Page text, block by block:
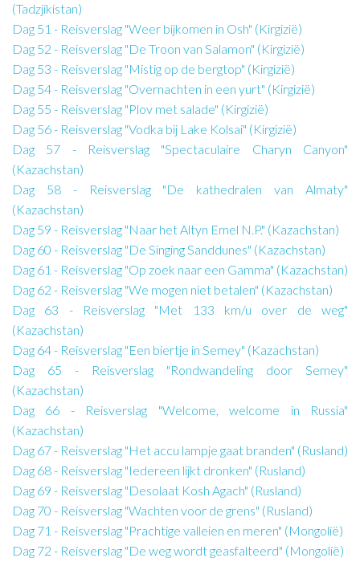
(Tadzjikistan)
Dag 51 - Reisverslag "Weer bijkomen in Osh" (Kirgizië)
Dag 52 - Reisverslag "De Troon van Salamon" (Kirgizië)
Dag 53 - Reisverslag "Mistig op de bergtop" (Kirgizië)
Dag 54 - Reisverslag "Overnachten in een yurt" (Kirgizië)
Dag 55 - Reisverslag "Plov met salade" (Kirgizië)
Dag 56 - Reisverslag "Vodka bij Lake Kolsai" (Kirgizië)
Dag 57 - Reisverslag "Spectaculaire Charyn Canyon"
(Kazachstan)
Dag 58 - Reisverslag "De kathedralen van Almaty"
(Kazachstan)
Dag 59 - Reisverslag "Naar het Altyn Emel N.P." (Kazachstan)
Dag 60 - Reisverslag "De Singing Sanddunes" (Kazachstan)
Dag 61 - Reisverslag "Op zoek naar een Gamma" (Kazachstan)
Dag 62 - Reisverslag "We mogen niet betalen" (Kazachstan)
Dag 63 - Reisverslag "Met 133 km/u over de weg"
(Kazachstan)
Dag 64 - Reisverslag "Een biertje in Semey" (Kazachstan)
Dag 65 - Reisverslag "Rondwandeling door Semey"
(Kazachstan)
Dag 66 - Reisverslag "Welcome, welcome in Russia"
(Kazachstan)
Dag 67 - Reisverslag "Het accu lampje gaat branden" (Rusland)
Dag 68 - Reisverslag "Iedereen lijkt dronken" (Rusland)
Dag 69 - Reisverslag "Desolaat Kosh Agach" (Rusland)
Dag 70 - Reisverslag "Wachten voor de grens" (Rusland)
Dag 71 - Reisverslag "Prachtige valleien en meren" (Mongolië)
Dag 72 - Reisverslag "De weg wordt geasfalteerd" (Mongolië)